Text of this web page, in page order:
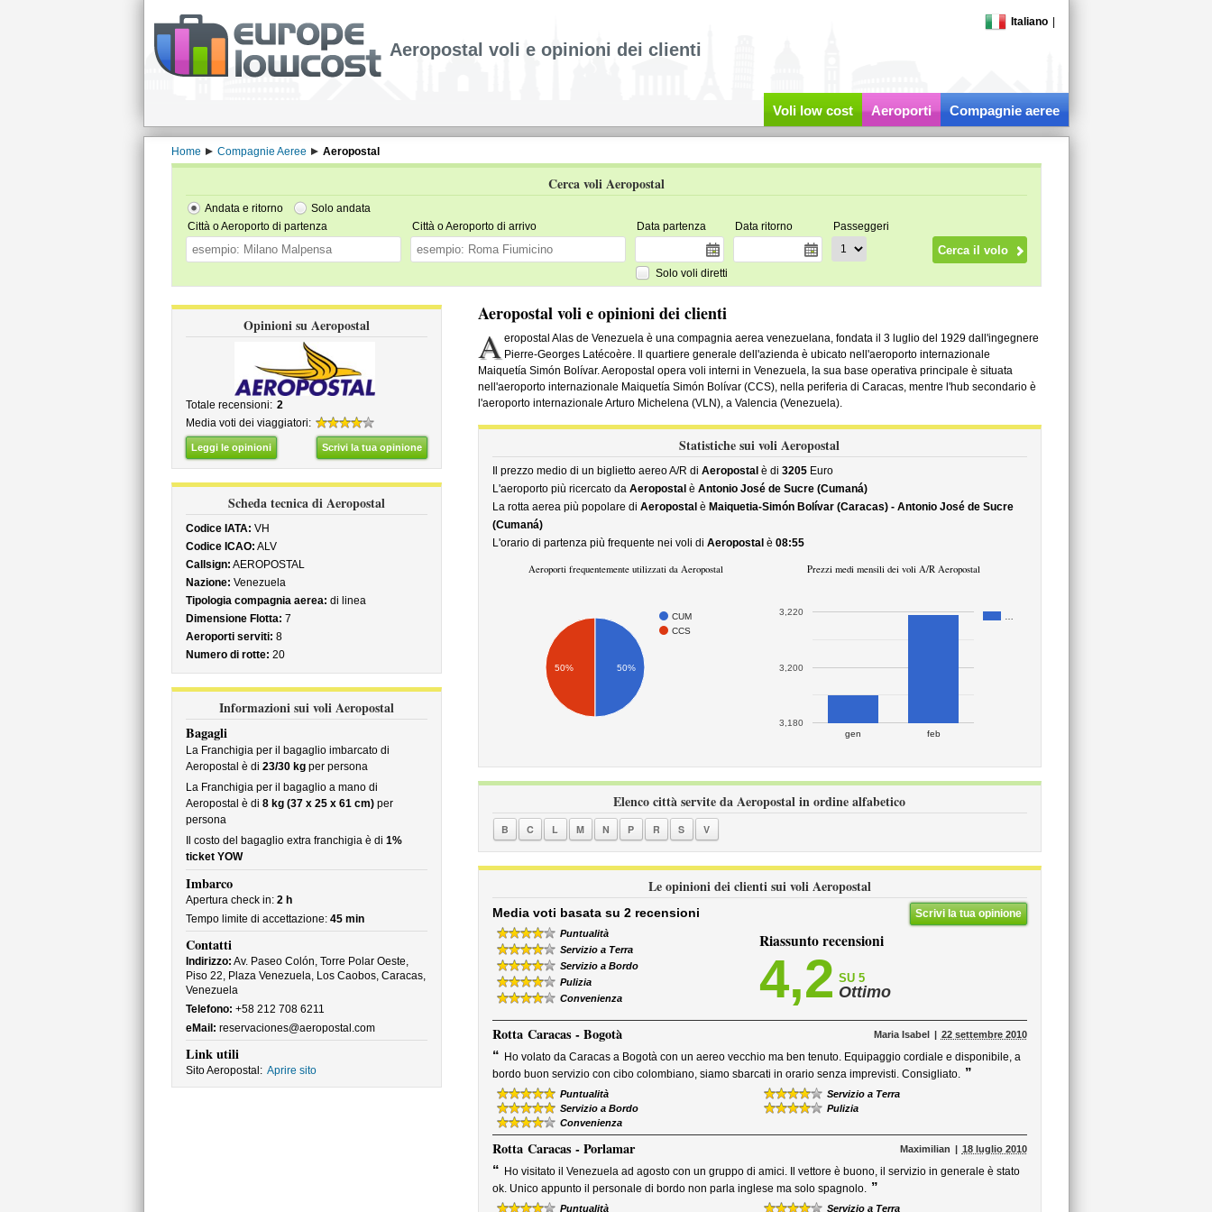
Italiano
Aeropostal voli e opinioni dei clienti
Voli low cost Aeroporti Compagnie aeree
Home Compagnie Aeree Aeropostal
Cerca voli Aeropostal
Andata e ritorno
Solo andata
Città o Aeroporto di partenza
Città o Aeroporto di arrivo Data partenza Data ritorno Passeggeri
Solo voli diretti
Opinioni su Aeropostal
Totale recensioni: 2
Media voti dei viaggiatori:
Leggi le opinioni Scrivi la tua opinione
Scheda tecnica di Aeropostal
Codice IATA: VH
Codice ICAO: ALV
Callsign: AEROPOSTAL
Nazione: Venezuela
Tipologia compagnia aerea: di linea
Dimensione Flotta: 7
Aeroporti serviti: 8
Numero di rotte: 20
Informazioni sui voli Aeropostal
Bagagli
La Franchigia per il bagaglio imbarcato di
Aeropostal è di 23/30 kgper persona
La Franchigia per il bagaglio a mano di
Aeropostal è di 8 kg (37 x 25 x 61 cm)per
persona
Il costo del bagaglio extra franchigia è di 1%
ticket YOW
Imbarco
Apertura check in: 2 h
Tempo limite di accettazione: 45 min
Contatti
Indirizzo: Av. Paseo Colón, Torre Polar Oeste,
Piso 22, Plaza Venezuela, Los Caobos, Caracas,
Venezuela
Telefono: +58 212 708 6211
eMail: reservaciones@aeropostal.com
Link utili
Sito Aeropostal: Aprire sito
Aeropostal voli e opinioni dei clienti
A eropostal Alas de Venezuela è una compagnia aerea venezuelana, fondata il 3 luglio del 1929 dall'ingegnere
Pierre-Georges Latécoère. Il quartiere generale dell'azienda è ubicato nell'aeroporto internazionale
Maiquetía Simón Bolívar. Aeropostal opera voli interni in Venezuela, la sua base operativa principale è situata
nell'aeroporto internazionale Maiquetía Simón Bolívar (CCS), nella periferia di Caracas, mentre l'hub secondario è
l'aeroporto internazionale Arturo Michelena (VLN), a Valencia (Venezuela).
Statistiche sui voli Aeropostal
Il prezzo medio di un biglietto aereo A/R di Aeropostal è di 3205Euro
L'aeroporto più ricercato da Aeropostal è Antonio José de Sucre (Cumaná)
La rotta aerea più popolare di Aeropostal è Maiquetia-Simón Bolívar (Caracas) - Antonio José de Sucre
(Cumaná)
L'orario di partenza più frequente nei voli di Aeropostal è 08:55
Aeroporti frequentemente utilizzati da Aeropostal
CUM
CCS
50% 50%
Prezzi medi mensili dei voli A/R Aeropostal
gen feb
3,180
3,200
3,220
Elenco città servite da Aeropostal in ordine alfabetico
B C L M N P R S V
Le opinioni dei clienti sui voli Aeropostal
Scrivi la tua opinione
Media voti basata su 2 recensioni
Puntualità
Servizio a Terra
Servizio a Bordo
Pulizia
Convenienza
Riassunto recensioni
4,2 SU 5
Ottimo
Rotta Caracas - Bogotà Maria Isabel 22 settembre 2010
“ Ho volato da Caracas a Bogotà con un aereo vecchio ma ben tenuto. Equipaggio cordiale e disponibile, a
bordo buon servizio con cibo colombiano, siamo sbarcati in orario senza imprevisti. Consigliato. ”
Puntualità
Servizio a Terra
Servizio a Bordo
Pulizia
Convenienza
Rotta Caracas - Porlamar Maximilian 18 luglio 2010
“ Ho visitato il Venezuela ad agosto con un gruppo di amici. Il vettore è buono, il servizio in generale è stato
ok. Unico appunto il personale di bordo non parla inglese ma solo spagnolo. ”
Puntualità Servizio a Terra